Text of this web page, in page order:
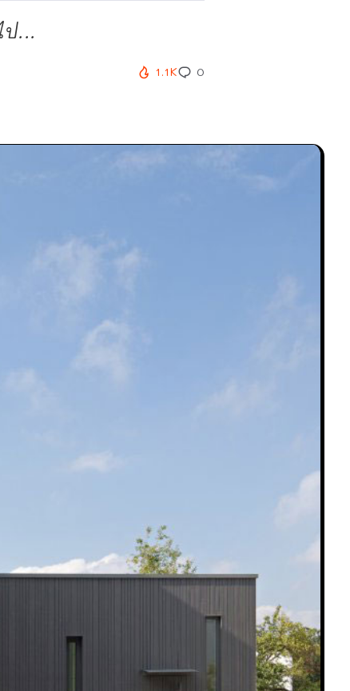
...
1.1K 0